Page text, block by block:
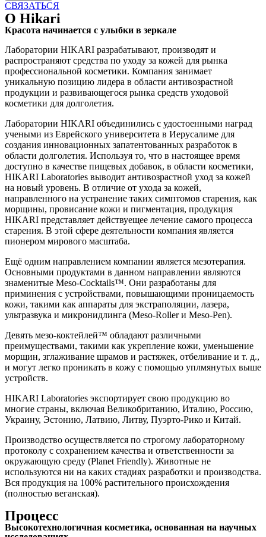
СВЯЗАТЬСЯ
О Hikari
Красота начинается с улыбки в зеркале
Лаборатории HIKARI разрабатывают, производят и
распространяют средства по уходу за кожей для рынка
профессиональной косметики. Компания занимает
уникальную позицию лидера в области антивозрастной
продукции и развивающегося рынка средств уходовой
косметики для долголетия.
Лаборатории HIKARI объединились с удостоенными наград
учеными из Еврейского университета в Иерусалиме для
создания инновационных запатентованных разработок в
области долголетия. Используя то, что в настоящее время
доступно в качестве пищевых добавок, в области косметики,
HIKARI Laboratories выводит антивозрастной уход за кожей
на новый уровень. В отличие от ухода за кожей,
направленного на устранение таких симптомов старения, как
морщины, провисание кожи и пигментация, продукция
HIKARI представляет действуещее лечение самого процесса
старения. В этой сфере деятельности компания является
пионером мирового масштаба.
Ещё одним направлением компании является мезотерапия.
Основными продуктами в данном направлении являются
знаменитые Meso-Cocktails™. Они разработаны для
приминения с устройствами, повышающими проницаемость
кожи, такими как аппараты для экстраполяции, лазера,
ультразвука и микронидлинга (Meso-Roller и Meso-Pen).
Девять мезо-коктейлей™ обладают различными
преимуществами, такими как укрепление кожи, уменьшение
морщин, зглаживание шрамов и растяжек, отбеливание и т. д.,
и могут легко проникать в кожу с помощью уплмянутых выше
устройств.
HIKARI Laboratories экспортирует свою продукцию во
многие страны, включая Великобританию, Италию, Россию,
Украину, Эстонию, Латвию, Литву, Пуэрто-Рико и Китай.
Производство осуществляется по строгому лабораторному
протоколу с сохранением качества и ответственности за
окружающую среду (Planet Friendly). Животные не
используются ни на каких стадиях разработки и производства.
Вся продукция на 100% растительного происхождения
(полностью веганская).
Процесс
Высокотехнологичная косметика, основанная на научных